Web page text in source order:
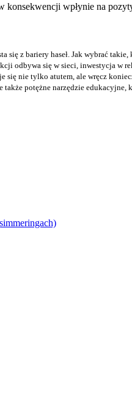
wpłynie na
z bariery haseł. Jak wybrać takie,
odbywa się w sieci, inwestycja w
nie tylko atutem, ale wręcz
potężne narzędzie edukacyjne,